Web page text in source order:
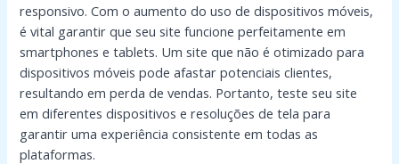
responsivo. Com o aumento do uso de dispositivos móveis,
é vital garantir que seu site funcione perfeitamente em
smartphones e tablets. Um site que não é otimizado para
dispositivos móveis pode afastar potenciais clientes,
resultando em perda de vendas. Portanto, teste seu site
em diferentes dispositivos e resoluções de tela para
garantir uma experiência consistente em todas as
plataformas.